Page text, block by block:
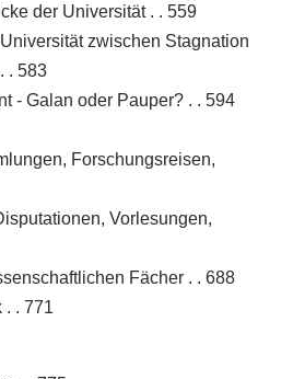
der Universität . . 559
zwischen Stagnation
. 583
- Galan oder Pauper? . . 594
Forschungsreisen,
Vorlesungen,
Fächer . . 688
. . 771